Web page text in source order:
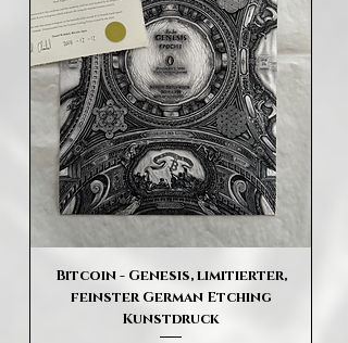
Bitcoin - Genesis, limitierter,
feinster German Etching
Kunstdruck